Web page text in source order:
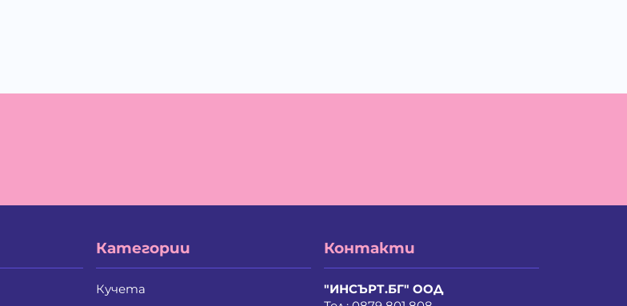
Категории
Кучета
Контакти
"ИНСЪРТ.БГ" ООД